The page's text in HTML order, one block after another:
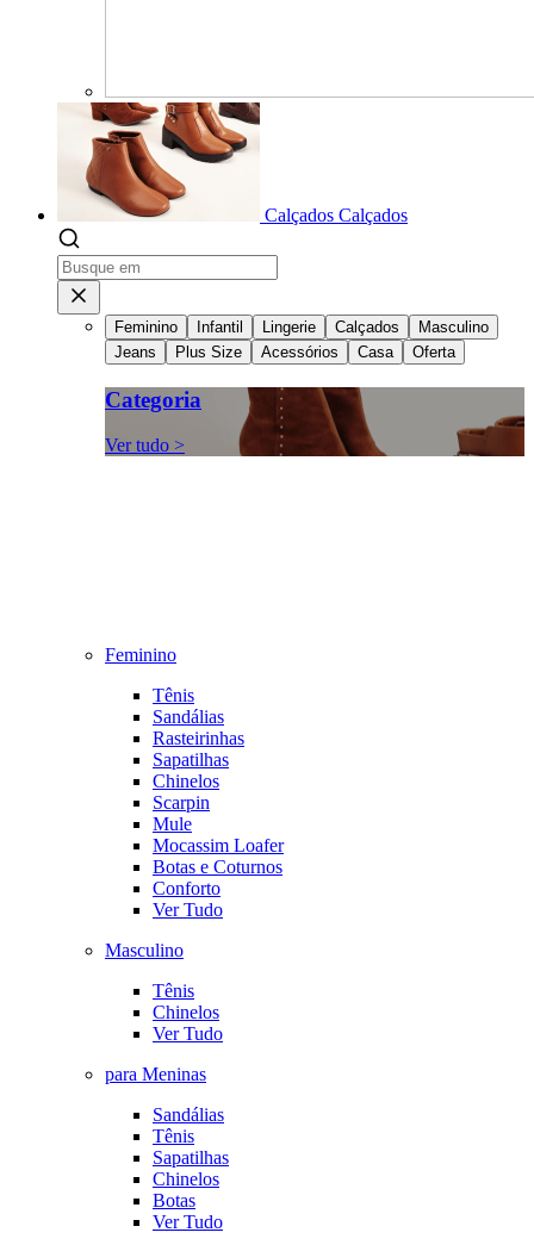
Calçados Calçados
Feminino Infantil Lingerie Calçados
Masculino
Jeans
Plus Size Acessórios Casa Oferta
Categoria
Ver tudo >
Feminino
Tênis
Sandálias
Rasteirinhas
Sapatilhas
Chinelos
Scarpin
Mule
Mocassim Loafer
Botas e Coturnos
Conforto
Ver Tudo
Masculino
Tênis
Chinelos
Ver Tudo
para Meninas
Sandálias
Tênis
Sapatilhas
Chinelos
Botas
Ver Tudo